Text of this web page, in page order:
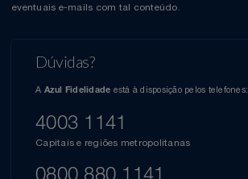
eventuais e-mails com tal conteúdo.
Dúvidas?
A Azul Fidelidade está à disposição pelos telefones:
4003 1141
Capitais e regiões metropolitanas